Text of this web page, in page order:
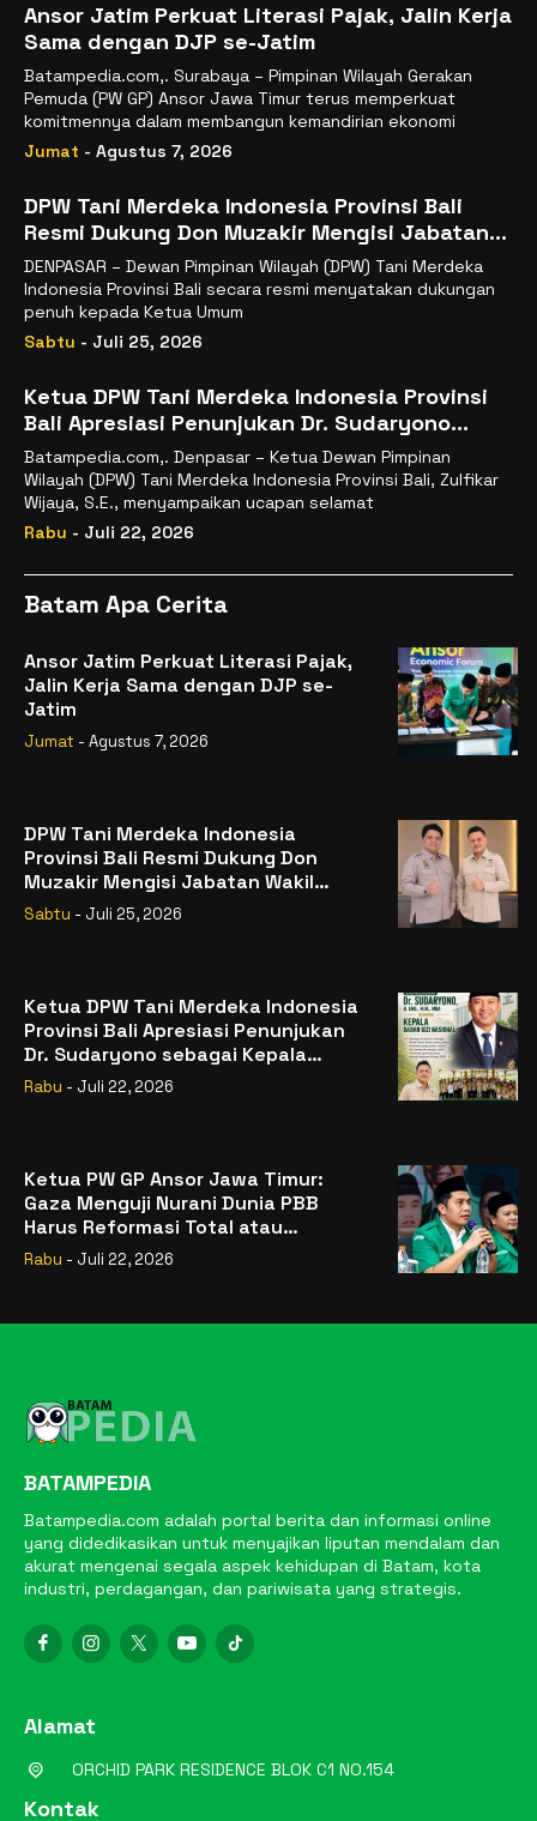
Ansor Jatim Perkuat Literasi Pajak, Jalin Kerja
Sama dengan DJP se-Jatim
Batampedia.com,. Surabaya – Pimpinan Wilayah Gerakan
Pemuda (PW GP) Ansor Jawa Timur terus memperkuat
komitmennya dalam membangun kemandirian ekonomi
Jumat - Agustus 7, 2026
DPW Tani Merdeka Indonesia Provinsi Bali
Resmi Dukung Don Muzakir Mengisi Jabatan
Wakil Menteri Pertanian RI
DENPASAR – Dewan Pimpinan Wilayah (DPW) Tani Merdeka
Indonesia Provinsi Bali secara resmi menyatakan dukungan
penuh kepada Ketua Umum
Sabtu - Juli 25, 2026
Ketua DPW Tani Merdeka Indonesia Provinsi
Bali Apresiasi Penunjukan Dr. Sudaryono
sebagai Kepala Badan Gizi Nasional
Batampedia.com,. Denpasar – Ketua Dewan Pimpinan
Wilayah (DPW) Tani Merdeka Indonesia Provinsi Bali, Zulfikar
Wijaya, S.E., menyampaikan ucapan selamat
Rabu - Juli 22, 2026
Batam Apa Cerita
Ansor Jatim Perkuat Literasi Pajak,
Jalin Kerja Sama dengan DJP se-
Jatim
Jumat - Agustus 7, 2026
DPW Tani Merdeka Indonesia
Provinsi Bali Resmi Dukung Don
Muzakir Mengisi Jabatan Wakil
Menteri Pertanian RI
Sabtu - Juli 25, 2026
Ketua DPW Tani Merdeka Indonesia
Provinsi Bali Apresiasi Penunjukan
Dr. Sudaryono sebagai Kepala
Badan Gizi Nasional
Rabu - Juli 22, 2026
Ketua PW GP Ansor Jawa Timur:
Gaza Menguji Nurani Dunia PBB
Harus Reformasi Total atau
Kehilangan Legitimasi
Rabu - Juli 22, 2026
BATAMPEDIA
Batampedia.com adalah portal berita dan informasi online
yang didedikasikan untuk menyajikan liputan mendalam dan
akurat mengenai segala aspek kehidupan di Batam, kota
industri, perdagangan, dan pariwisata yang strategis.
Alamat
ORCHID PARK RESIDENCE BLOK C1 NO.154
Kontak